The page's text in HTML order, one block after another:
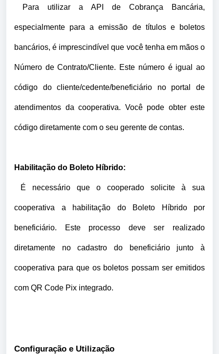
Para utilizar a API de Cobrança Bancária,
especialmente para a emissão de títulos e boletos
bancários, é imprescindível que você tenha em mãos o
Número de Contrato/Cliente. Este número é igual ao
código do cliente/cedente/beneficiário no portal de
atendimentos da cooperativa. Você pode obter este
código diretamente com o seu gerente de contas.
Habilitação do Boleto Híbrido:
É necessário que o cooperado solicite à sua
cooperativa a habilitação do Boleto Híbrido por
beneficiário. Este processo deve ser realizado
diretamente no cadastro do beneficiário junto à
cooperativa para que os boletos possam ser emitidos
com QR Code Pix integrado.
Configuração e Utilização